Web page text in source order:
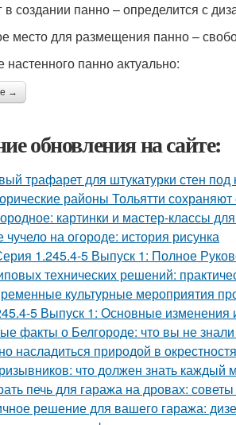
создании панно – определится с
место для размещения панно –
панно актуально:
→
обновления на сайте:
трафарет для штукатурки стен
районы Тольятти
картинки и мастер-классы
на огороде: история рисунка
1.245.4-5 Выпуск 1: Полное
технических решений:
культурные мероприятия
5 Выпуск 1: Основные изменения
факты о Белгороде: что вы не
насладиться природой в
что должен знать каждый
печь для гаража на дровах:
решение для вашего гаража: